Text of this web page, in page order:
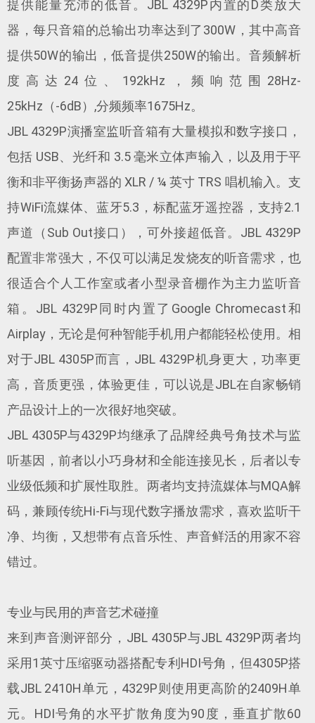
提供能量充沛的低音。JBL 4329P内置的D类放大
器，每只音箱的总输出功率达到了300W，其中高音
提供50W的输出，低音提供250W的输出。音频解析
度高达24位、192kHz，频响范围28Hz-
25kHz（-6dB）,分频频率1675Hz。
JBL 4329P演播室监听音箱有大量模拟和数字接口，
包括 USB、光纤和 3.5 毫米立体声输入，以及用于平
衡和非平衡扬声器的 XLR / ¼ 英寸 TRS 唱机输入。支
持WiFi流媒体、蓝牙5.3，标配蓝牙遥控器，支持2.1
声道（Sub Out接口），可外接超低音。JBL 4329P
配置非常强大，不仅可以满足发烧友的听音需求，也
很适合个人工作室或者小型录音棚作为主力监听音
箱。JBL 4329P同时内置了Google Chromecast和
Airplay，无论是何种智能手机用户都能轻松使用。相
对于JBL 4305P而言，JBL 4329P机身更大，功率更
高，音质更强，体验更佳，可以说是JBL在自家畅销
产品设计上的一次很好地突破。
JBL 4305P与4329P均继承了品牌经典号角技术与监
听基因，前者以小巧身材和全能连接见长，后者以专
业级低频和扩展性取胜。两者均支持流媒体与MQA解
码，兼顾传统Hi-Fi与现代数字播放需求，喜欢监听干
净、均衡，又想带有点音乐性、声音鲜活的用家不容
错过。
专业与民用的声音艺术碰撞
来到声音测评部分，JBL 4305P与JBL 4329P两者均
采用1英寸压缩驱动器搭配专利HDI号角，但4305P搭
载JBL 2410H单元，4329P则使用更高阶的2409H单
元。HDI号角的水平扩散角度为90度，垂直扩散60